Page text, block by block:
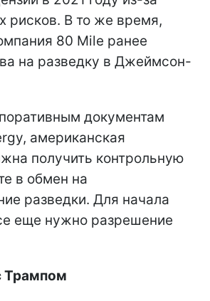
рисков. В то же время,
80 Mile ранее
на разведку в Джеймсон-
документам
американская
получить контрольную
в обмен на
разведки. Для начала
еще нужно разрешение
Трампом